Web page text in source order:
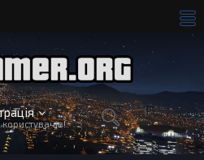
користувачів!